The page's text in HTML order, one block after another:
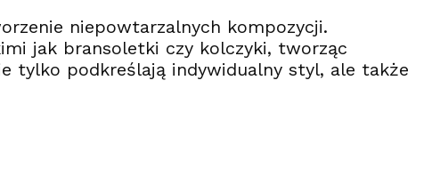
niepowtarzalnych kompozycji.
jak bransoletki czy kolczyki, tworząc
tylko podkreślają indywidualny styl, ale także